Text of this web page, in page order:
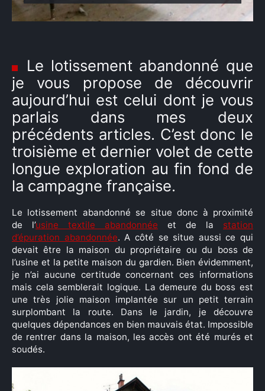
Le lotissement abandonné que
je vous propose de découvrir
aujourd’hui est celui dont je vous
parlais dans mes deux
précédents articles. C’est donc le
troisième et dernier volet de cette
longue exploration au fin fond de
la campagne française.
Le lotissement abandonné se situe donc à proximité
de l’usine textile abandonnée et de la station
d’épuration abandonnée. A côté se situe aussi ce qui
devait être la maison du propriétaire ou du boss de
l’usine et la petite maison du gardien. Bien évidemment,
je n’ai aucune certitude concernant ces informations
mais cela semblerait logique. La demeure du boss est
une très jolie maison implantée sur un petit terrain
surplombant la route. Dans le jardin, je découvre
quelques dépendances en bien mauvais état. Impossible
de rentrer dans la maison, les accès ont été murés et
soudés.